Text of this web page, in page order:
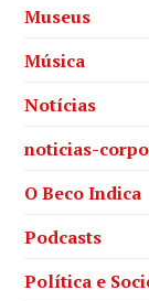
Museus
Música
Notícias
noticias-
O Beco Indica
Podcasts
Política e